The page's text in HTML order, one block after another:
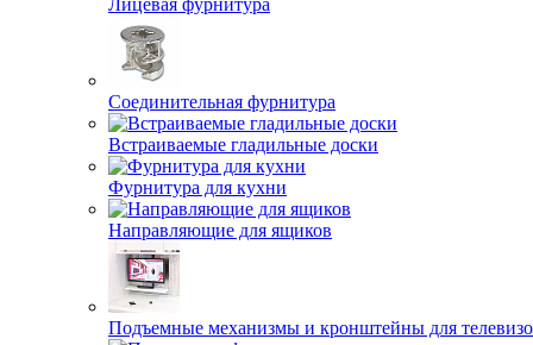
Лицевая фурнитура
Соединительная фурнитура
Встраиваемые гладильные доски
Фурнитура для кухни
Направляющие для ящиков
Подъемные механизмы и кронштейны для